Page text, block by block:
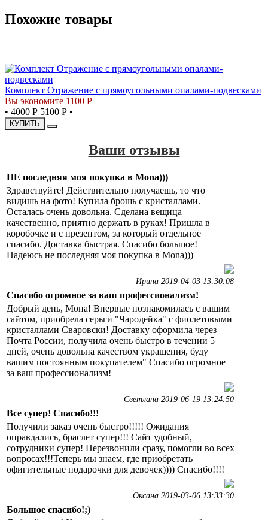
Похожие товары
Комплект Отражение с прямоугольными опалами-подвесками
Вы экономите 1100 Р
• 4000 Р 5100 Р •
КУПИТЬ
Ваши отзывы
НЕ последняя моя покупка в Mona)))
Здравствуйте! Действительно получаешь, то что
видишь на фото! Купила брошь с кристаллами.
Осталась очень довольна. Сделана вещица
качественно, приятно держать в руках! Пришла в
коробочке и с презентом, за который отдельное
спасибо. Доставка быстрая. Спасибо большое!
Надеюсь не последняя моя покупка в Mona)))
Ирина 2019-04-03 13:30:08
Спасибо огромное за ваш профессионализм!
Добрый день, Мона! Впервые познакомилась с вашим
сайтом, приобрела серьги "Чародейка" с фиолетовыми
кристаллами Сваровски! Доставку оформила через
Почта России, получила очень быстро в течении 5
дней, очень довольна качеством украшения, буду
вашим постоянным покупателем" Спасибо огромное
за ваш профессионализм!
Светлана 2019-06-19 13:24:50
Все супер! Спасибо!!!
Получили заказ очень быстро!!!!! Ожидания
оправдались, браслет супер!!! Сайт удобный,
сотрудники супер! Перезвонили сразу, помогли во всех
вопросах!!!Теперь мы знаем, где приобретать
офигительные подарочки для девочек)))) Спасибо!!!!
Оксана 2019-03-06 13:33:30
Большое спасибо!;)